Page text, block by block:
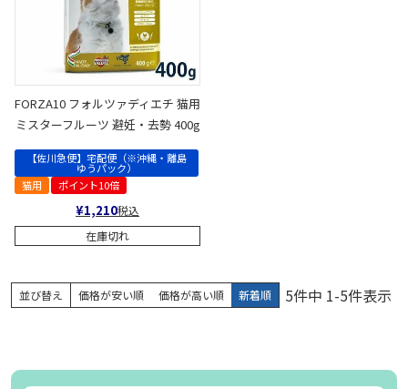
FORZA10 フォルツァディエチ 猫用
ミスターフルーツ 避妊・去勢 400g
【佐川急便】宅配便（※沖縄・離島
ゆうパック）
猫用
ポイント10倍
¥1,210税込
在庫切れ
並び替え 価格が安い順 価格が高い順 新着順 5件中 1-5件表示